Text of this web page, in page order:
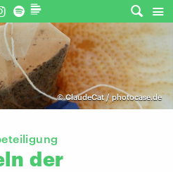
©ClaudeCat / photocase.de
der